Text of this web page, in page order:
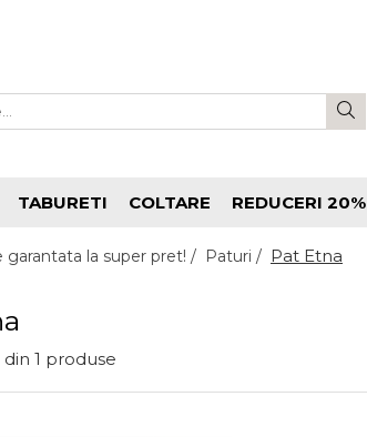
TABURETI COLTARE REDUCERI 20%
garantata la super pret! / Paturi / Pat Etna
din 1 produse